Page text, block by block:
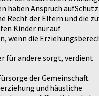
haben Anspruch
Recht der Eltern und die
Kinder nur auf
wenn die
für andere sorgt, verdient
der Gemeinschaft.
und häusliche